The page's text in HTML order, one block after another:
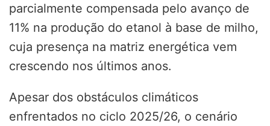
parcialmente compensada pelo avanço de
11% na produção do etanol à base de milho,
cuja presença na matriz energética vem
crescendo nos últimos anos.
Apesar dos obstáculos climáticos
enfrentados no ciclo 2025/26, o cenário